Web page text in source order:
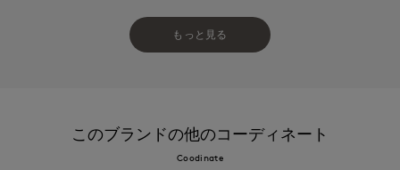
もっと見る
このブランドの他のコーディネート
Coodinate